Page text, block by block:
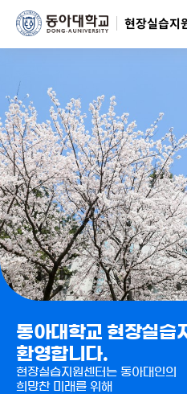
현장실습지
동아대학교 현장실습
환영합니다.
현장실습지원센터는 동아대인의
희망찬 미래를 위해